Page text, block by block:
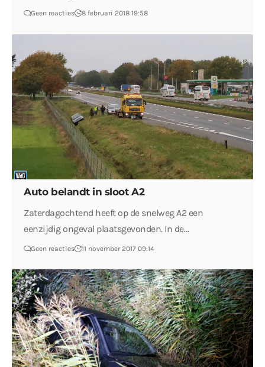
Geen reacties 8 februari 2018 19:58
Auto belandt in sloot A2
Zaterdagochtend heeft op de snelweg A2 een
eenzijdig ongeval plaatsgevonden. In de…
Geen reacties 11 november 2017 09:14